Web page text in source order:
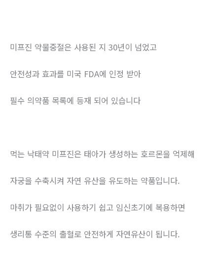
미프진 약물중절은 사용된 지 30년이 넘었고
안전성과 효과를 미국 FDA에 인정 받아
필수 의약품 목록에 등재 되어 있습니다
먹는 낙태약 미프진은 태아가 생성하는 호르몬을 억제해
자궁을 수축시켜 자연 유산을 유도하는 약품입니다.
마취가 필요없이 사용하기 쉽고 임신초기에 복용하면
생리통 수준의 출혈로 안전하게 자연유산이 됩니다.